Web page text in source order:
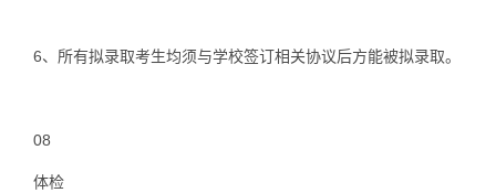
6、 所有拟录取考生均须与学校签订相关协议后方能被拟录取。
08
体检